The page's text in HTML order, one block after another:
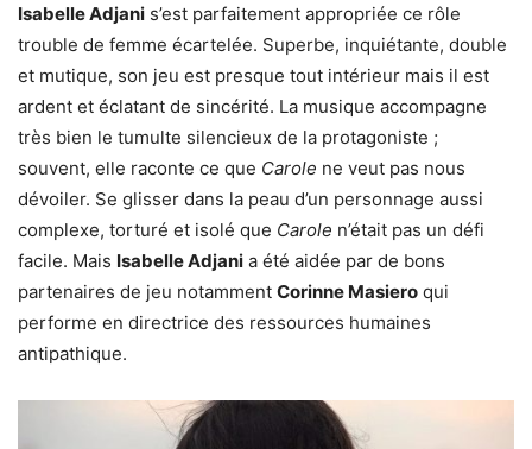
Isabelle Adjani s’est parfaitement appropriée ce rôle
trouble de femme écartelée. Superbe, inquiétante, double
et mutique, son jeu est presque tout intérieur mais il est
ardent et éclatant de sincérité. La musique accompagne
très bien le tumulte silencieux de la protagoniste ;
souvent, elle raconte ce que Carole ne veut pas nous
dévoiler. Se glisser dans la peau d’un personnage aussi
complexe, torturé et isolé que Carole n’était pas un défi
facile. Mais Isabelle Adjani a été aidée par de bons
partenaires de jeu notamment Corinne Masiero qui
performe en directrice des ressources humaines
antipathique.